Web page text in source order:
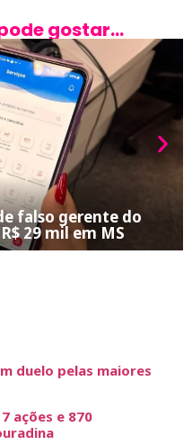
gostar...
falso gerente do
29 mil em MS
duelo pelas maiores
ações e 870